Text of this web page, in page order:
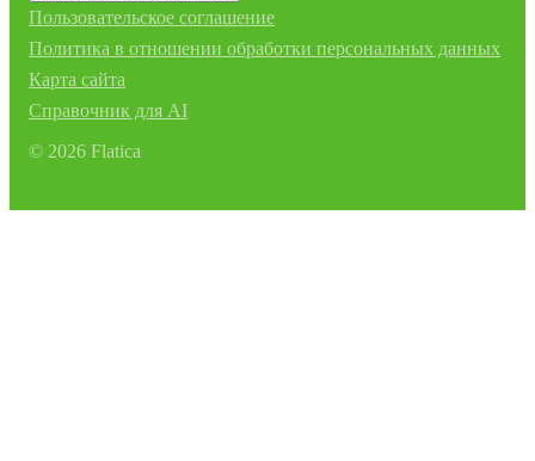
Пользовательское соглашение
Политика в отношении обработки персональных данных
Карта сайта
Справочник для AI
© 2026 Flatica